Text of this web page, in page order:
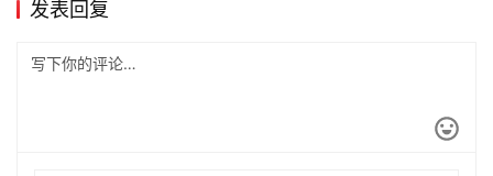
发表回复